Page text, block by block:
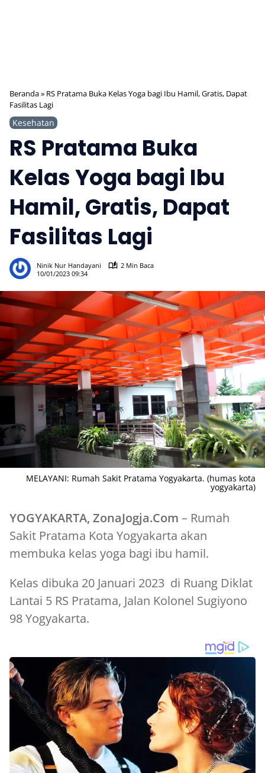
Beranda» RS Pratama Buka Kelas Yoga bagi Ibu Hamil, Gratis, Dapat
Fasilitas Lagi
Kesehatan
RS Pratama Buka
Kelas Yoga bagi Ibu
Hamil, Gratis, Dapat
Fasilitas Lagi
Ninik Nur Handayani
2 Min Baca
10/01/2023 09:34
MELAYANI: Rumah Sakit Pratama Yogyakarta. (humas kota
yogyakarta)
YOGYAKARTA, ZonaJogja.Com – Rumah
Sakit Pratama Kota Yogyakarta akan
membuka kelas yoga bagi ibu hamil.
Kelas dibuka 20 Januari 2023 di Ruang Diklat
Lantai 5 RS Pratama, Jalan Kolonel Sugiyono
98 Yogyakarta.